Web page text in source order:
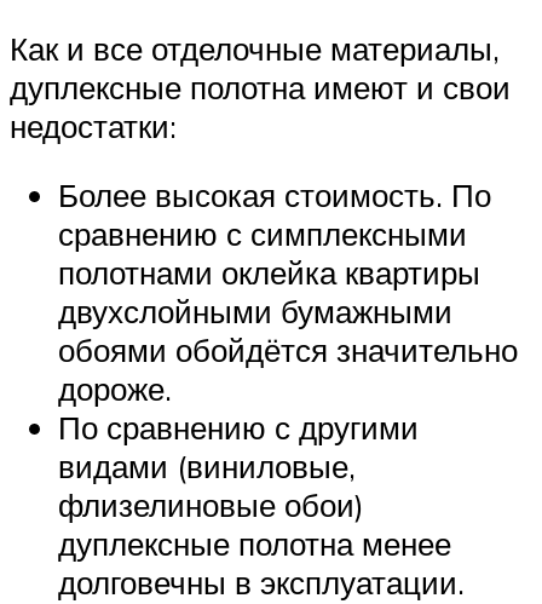
Как и все отделочные материалы,
дуплексные полотна имеют и свои
недостатки:
Более высокая стоимость. По
сравнению с симплексными
полотнами оклейка квартиры
двухслойными бумажными
обоями обойдётся значительно
дороже.
По сравнению с другими
видами (виниловые,
флизелиновые обои)
дуплексные полотна менее
долговечны в эксплуатации.